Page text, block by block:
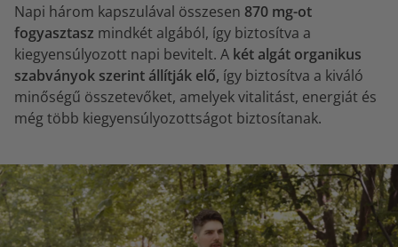
Napi három kapszulával összesen 870 mg-ot
fogyasztasz mindkét algából, így biztosítva a
kiegyensúlyozott napi bevitelt. A két algát organikus
szabványok szerint állítják elő, így biztosítva a kiváló
minőségű összetevőket, amelyek vitalitást, energiát és
még több kiegyensúlyozottságot biztosítanak.